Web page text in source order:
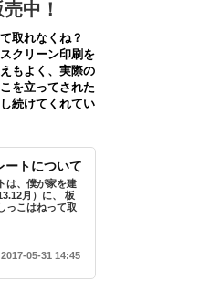
中！
取れなくね？
クリーン印刷を
もよく、実際の
を立ってされた
続けてくれてい
ートについて
は、僕が家を建
月）に、 板
っこはねって取
2017-05-31 14:45